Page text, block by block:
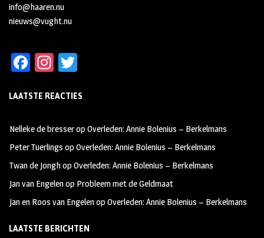
info@haaren.nu
nieuws@vught.nu
Fa
b
oo
k
In
ag
m
tt
LAATSTE REACTIES
Nelleke de bresseropOverleden: Annie Bolenius – Berkelmans
Peter Tuerlings opOverleden: Annie Bolenius – Berkelmans
Twan de JonghopOverleden: Annie Bolenius – Berkelmans
Jan van Engelenop Probleem met de Geldmaat
Jan en Roos van EngelenopOverleden: Annie Bolenius – Berkelmans
LAATSTE BERICHTEN